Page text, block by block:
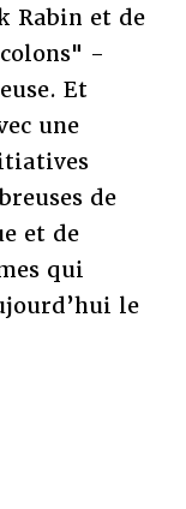
Rabin et de
-
Et
une
de
et de
qui
le